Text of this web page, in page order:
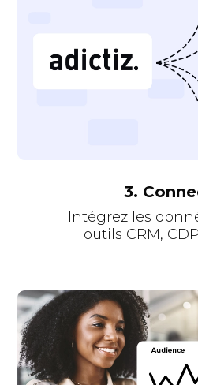
3.
Intégrez les
outils CRM,